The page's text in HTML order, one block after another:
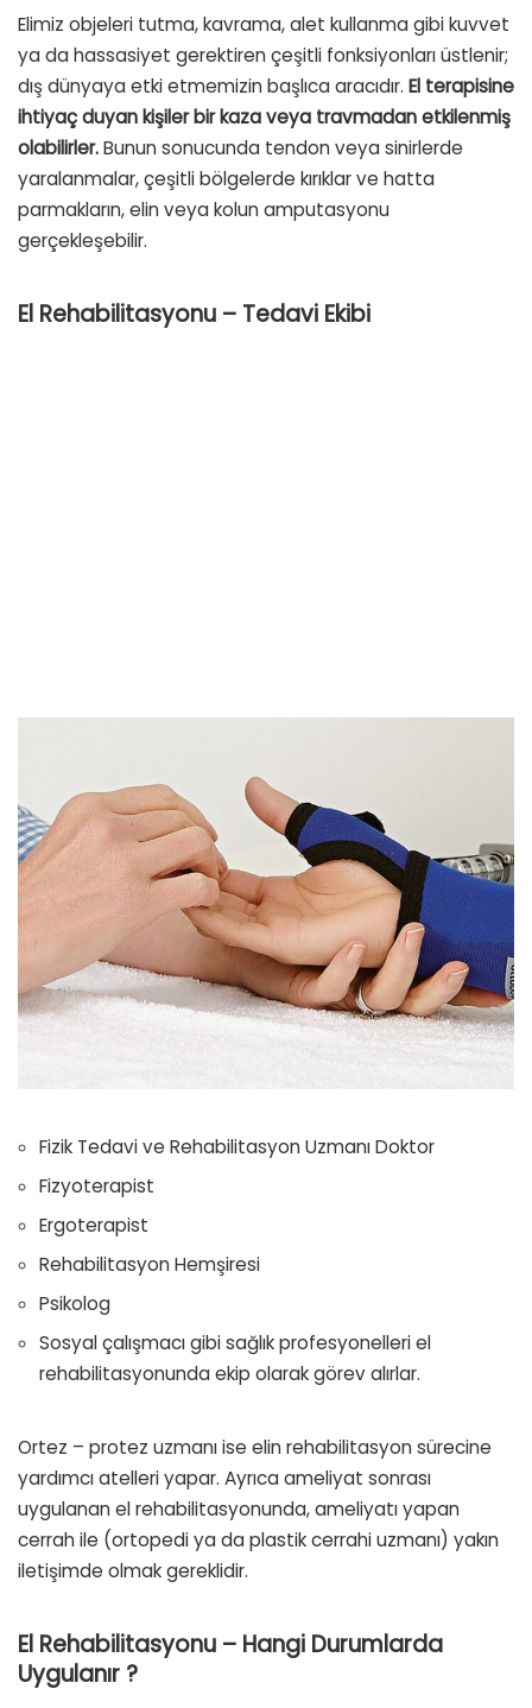
Elimiz objeleri tutma, kavrama, alet kullanma gibi kuvvet
ya da hassasiyet gerektiren çeşitli fonksiyonları üstlenir;
dış dünyaya etki etmemizin başlıca aracıdır. El terapisine
ihtiyaç duyan kişiler bir kaza veya travmadan etkilenmiş
olabilirler.Bunun sonucunda tendon veya sinirlerde
yaralanmalar, çeşitli bölgelerde kırıklar ve hatta
parmakların, elin veya kolun amputasyonu
gerçekleşebilir.
El Rehabilitasyonu – Tedavi Ekibi
Fizik Tedavi ve Rehabilitasyon Uzmanı Doktor
Fizyoterapist
Ergoterapist
Rehabilitasyon Hemşiresi
Psikolog
Sosyal çalışmacı gibi sağlık profesyonelleri el
rehabilitasyonunda ekip olarak görev alırlar.
Ortez – protez uzmanı ise elin rehabilitasyon sürecine
yardımcı atelleri yapar. Ayrıca ameliyat sonrası
uygulanan el rehabilitasyonunda, ameliyatı yapan
cerrah ile (ortopedi ya da plastik cerrahi uzmanı) yakın
iletişimde olmak gereklidir.
El Rehabilitasyonu – Hangi Durumlarda
Uygulanır ?